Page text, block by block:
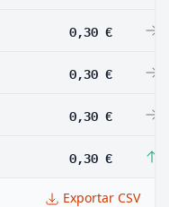
0,30 €
0,30 €
0,30 €
0,30 €
Exportar CSV